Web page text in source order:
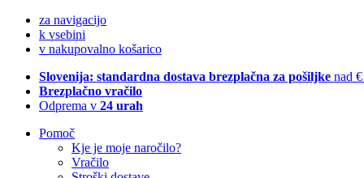
za navigacijo
k vsebini
v nakupovalno košarico
Slovenija: standardna dostava brezplačna za pošiljke nad
Brezplačno vračilo
Odprema v 24 urah
Pomoč
Kje je moje naročilo?
Vračilo